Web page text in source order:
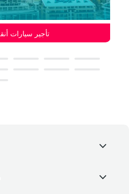
تأجير سيارات أنقرة 1071 بلازا 1071